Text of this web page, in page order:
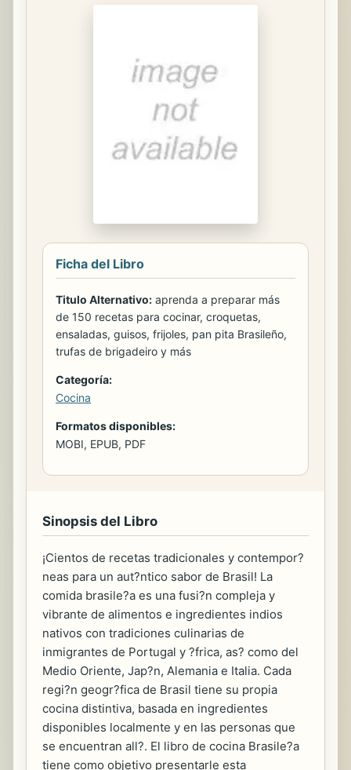
Ficha del Libro
Titulo Alternativo: aprenda a preparar más
de 150 recetas para cocinar, croquetas,
ensaladas, guisos, frijoles, pan pita Brasileño,
trufas de brigadeiro y más
Categoría:
Cocina
Formatos disponibles:
MOBI, EPUB, PDF
Sinopsis del Libro
¡Cientos de recetas tradicionales y contempor?
neas para un aut?ntico sabor de Brasil! La
comida brasile?a es una fusi?n compleja y
vibrante de alimentos e ingredientes indios
nativos con tradiciones culinarias de
inmigrantes de Portugal y ?frica, as? como del
Medio Oriente, Jap?n, Alemania e Italia. Cada
regi?n geogr?fica de Brasil tiene su propia
cocina distintiva, basada en ingredientes
disponibles localmente y en las personas que
se encuentran all?. El libro de cocina Brasile?a
tiene como objetivo presentarle esta